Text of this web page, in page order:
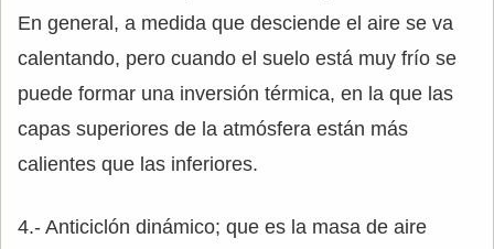
En general, a medida que desciende el aire se va
calentando, pero cuando el suelo está muy frío se
puede formar una inversión térmica, en la que las
capas superiores de la atmósfera están más
calientes que las inferiores.
4.- Anticiclón dinámico; que es la masa de aire